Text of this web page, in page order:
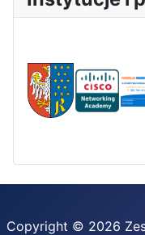
Copyright © 2026